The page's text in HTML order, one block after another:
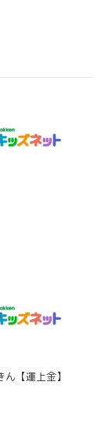
【運上金】